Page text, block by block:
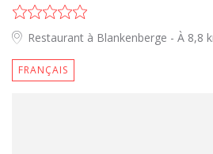
Restaurant à Blankenberge - À 8,8
FRANÇAIS